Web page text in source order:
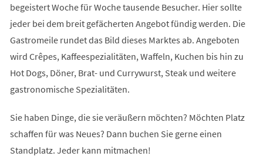
begeistert Woche für Woche tausende Besucher. Hier sollte
jeder bei dem breit gefächerten Angebot fündig werden. Die
Gastromeile rundet das Bild dieses Marktes ab. Angeboten
wird Crêpes, Kaffeespezialitäten, Waffeln, Kuchen bis hin zu
Hot Dogs, Döner, Brat- und Currywurst, Steak und weitere
gastronomische Spezialitäten.
Sie haben Dinge, die sie veräußern möchten? Möchten Platz
schaffen für was Neues? Dann buchen Sie gerne einen
Standplatz. Jeder kann mitmachen!